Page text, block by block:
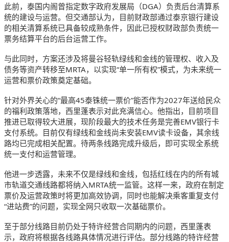
此前，泰国内阁曾指定数字政府发展局（DGA）负责后台清算系
统的建设与运营。但交通部认为，目前财政部通过泰京银行建设
的相关清算系统已具备较成熟条件，因此已授权财政部负责统一
票务结算平台的后台运营工作。
与此同时，方案还涉及将曼谷轻轨绿线和金线的管理权、收入及
债务等资产转移至MRTA，以实现“单一所有权”模式，为未来统一
运营和票价政策奠定基础。
针对外界关心的“最高45泰铢统一票价”能否作为2027年送给民众
的福利政策落地，西里蓬表示对此充满信心。他指出，目前项目
推进已取得较大进展，现阶段最大的技术任务是完善EMV银行卡
支付系统。目前仅有绿线和金线尚未安装EMV读卡设备，其余线
路均已完成相关配置。待两条线路完成升级后，即可实现全系统
统一支付和运营管理。
他进一步透露，未来不仅是绿线和金线，包括红线在内的所有城
市轨道交通线路都将纳入MRTA统一监管。这样一来，政府在制定
票价及运营政策时将更加高效协调，同时也能解决乘客重复支付
“进站费”的问题，实现全网只收取一次基础票价。
至于部分线路目前仍处于特许经营合同期内的问题，西里蓬表
示，政府将根据各线路具体情况进行评估。部分线路的特许经营